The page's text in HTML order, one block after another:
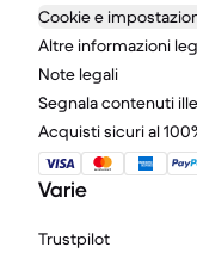
Cookie e
Altre informazioni
Note legali
Segnala contenuti
Acquisti sicuri al
Varie
Trustpilot